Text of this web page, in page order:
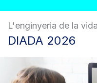
L'enginyeria de la vida
DIADA 2026